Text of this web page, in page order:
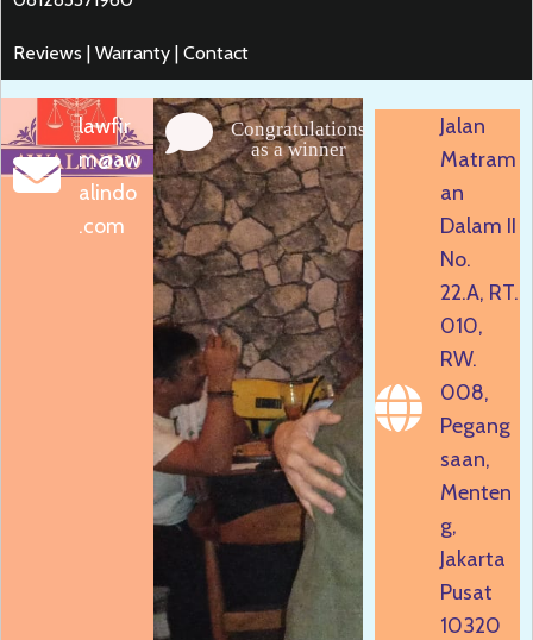
Reviews | Warranty | Contact
lawfir
m@aw
alindo
.com
Congratulations
as a winner
Jalan
Matram
an
Dalam II
No.
22.A, RT.
010,
RW.
008,
Pegang
saan,
Menten
g,
Jakarta
Pusat
10320